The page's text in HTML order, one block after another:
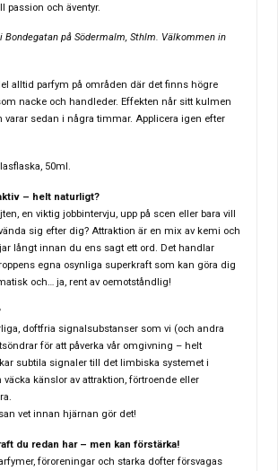
passion och äventyr.
Bondegatan på Södermalm, Sthlm. Välkommen in
alltid parfym på områden där det finns högre
nacke och handleder. Effekten når sitt kulmen
varar sedan i några timmar. Applicera igen efter
50ml.
– helt naturligt?
en viktig jobbintervju, upp på scen eller bara vill
sig efter dig? Attraktion är en mix av kemi och
långt innan du ens sagt ett ord. Det handlar
egna osynliga superkraft som kan göra dig
och… ja, rent av oemotståndlig!
doftfria signalsubstanser som vi (och andra
för att påverka vår omgivning – helt
subtila signaler till det limbiska systemet i
väcka känslor av attraktion, förtroende eller
vet innan hjärnan gör det!
du redan har – men kan förstärka!
föroreningar och starka dofter försvagas